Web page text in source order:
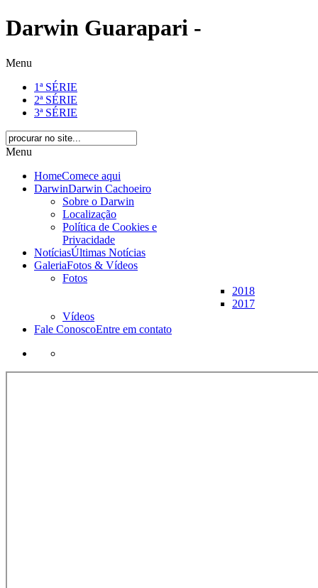
Darwin Guarapari -
Menu
1ª SÉRIE
2ª SÉRIE
3ª SÉRIE
Menu
HomeComece aqui
DarwinDarwin Cachoeiro
Sobre o Darwin
Localização
Política de Cookies e
Privacidade
NotíciasÚltimas Notícias
GaleriaFotos & Vídeos
Fotos
2018
2017
Vídeos
Fale ConoscoEntre em contato